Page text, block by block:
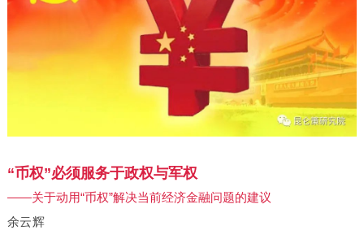
“币权”必须服务于政权与军权
——关于动用“币权”解决当前经济金融问题的建议
余云辉